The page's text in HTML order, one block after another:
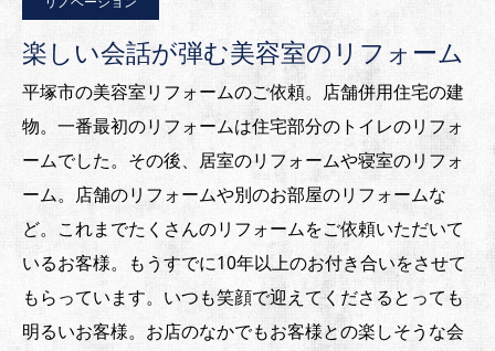
楽しい会話が弾む美容室のリフォーム
平塚市の美容室リフォームのご依頼。店舗併用住宅の建
物。一番最初のリフォームは住宅部分のトイレのリフォ
ームでした。その後、居室のリフォームや寝室のリフォ
ーム。店舗のリフォームや別のお部屋のリフォームな
ど。これまでたくさんのリフォームをご依頼いただいて
いるお客様。もうすでに10年以上のお付き合いをさせて
もらっています。いつも笑顔で迎えてくださるとっても
明るいお客様。お店のなかでもお客様との楽しそうな会